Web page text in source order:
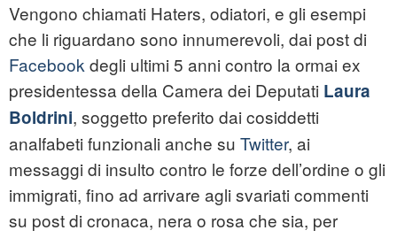
Vengono chiamati Haters, odiatori, e gli esempi
che li riguardano sono innumerevoli, dai post di
Facebook degli ultimi 5 anni contro la ormai ex
presidentessa della Camera dei Deputati Laura
Boldrini, soggetto preferito dai cosiddetti
analfabeti funzionali anche su Twitter, ai
messaggi di insulto contro le forze dell’ordine o gli
immigrati, fino ad arrivare agli svariati commenti
su post di cronaca, nera o rosa che sia, per